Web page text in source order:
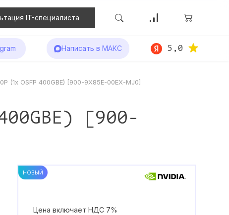
IT-специалиста
Написать в МАКС 5,0
(1x OSFP 400GBE) [900-9X85E-00EX-MJ0]
[900-
НОВЫЙ
Цена включает НДС 7%